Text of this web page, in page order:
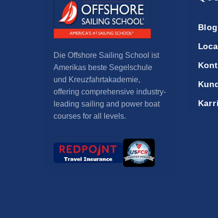
Die Offshore Sailing School ist
Amerikas beste Segelschule
und Kreuzfahrtakademie,
offering comprehensive industry-
leading sailing and power boat
courses for all levels.
Blog